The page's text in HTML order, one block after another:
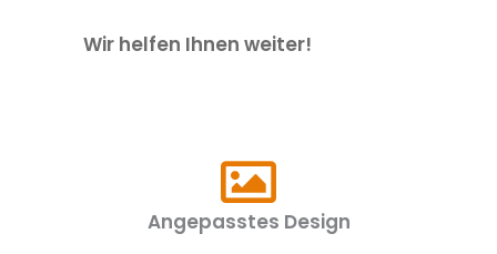
Wir helfen Ihnen weiter!
Angepasstes Design